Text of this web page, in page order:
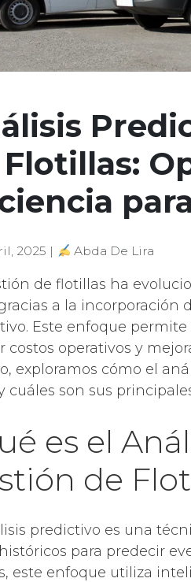
2025 | Abda De Lira
de flotillas ha
a la incorporación
Este enfoque
costos operativos y
exploramos cómo el
cuáles son sus
es el
de
predictivo es una
para predecir
este enfoque utiliza